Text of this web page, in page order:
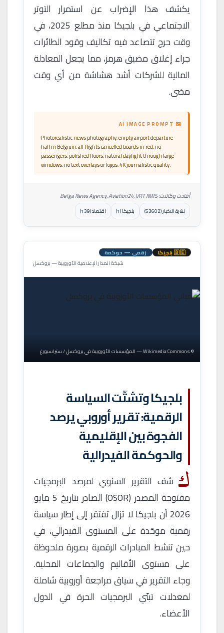
يكشف هذا الإضراب عن استمرار التوتر
الاجتماعي في بلجيكا منذ مطلع 2025، في
وقت حرج تتصاعد فيه تكاليف وقود الطائرات
جراء إغلاق مضيق هرمز، مما يجعل المعادلة
المالية للشركات أشد هشاشة من أي وقت
مضى.
🖼 AI IMAGE PROMPT
Photorealistic news photography, empty airport departure
hall in Belgium, all flights cancelled boards in red, no
passengers, polished floors, natural daylight through large
windows, no text overlays or logos, 4K journalistic quality.
أفادت وكالات: Belga News Agency, Aviation24, VRT NWS
نشرة الاخبار (53602) بلجيكا (1) اقتصاد (139)
🇧🇪 بلجيكا رقمي — حوكمة
شبكة المدار الإعلامية الأوروبية — بروكسل
© Wikimedia Commons — المؤسسات الأوروبية في بروكسل / ستراسبورغ
بلجيكا وتشتّت السياسة
الرقمية: تقرير أوروبي يرصد
الفجوة بين الإقليمية
والحوكمة الفيدرالية
ك شف التقرير السنوي لمرصد البرمجيات
مفتوحة المصدر (OSOR) الصادر بتاريخ 5 مايو
2026 أن بلجيكا لا تزال تفتقر إلى إطار سياسة
رقمية موحّدة على المستوى الفيدرالي، في
حين تنشط المبادرات الرقمية بصورة ملحوظة
على مستوى الأقاليم والجماعات المحلية.
وجاء التقرير في سياق مراجعة أوروبية شاملة
لمعدلات تبنّي البرمجيات الحرة في الدول
الأعضاء.